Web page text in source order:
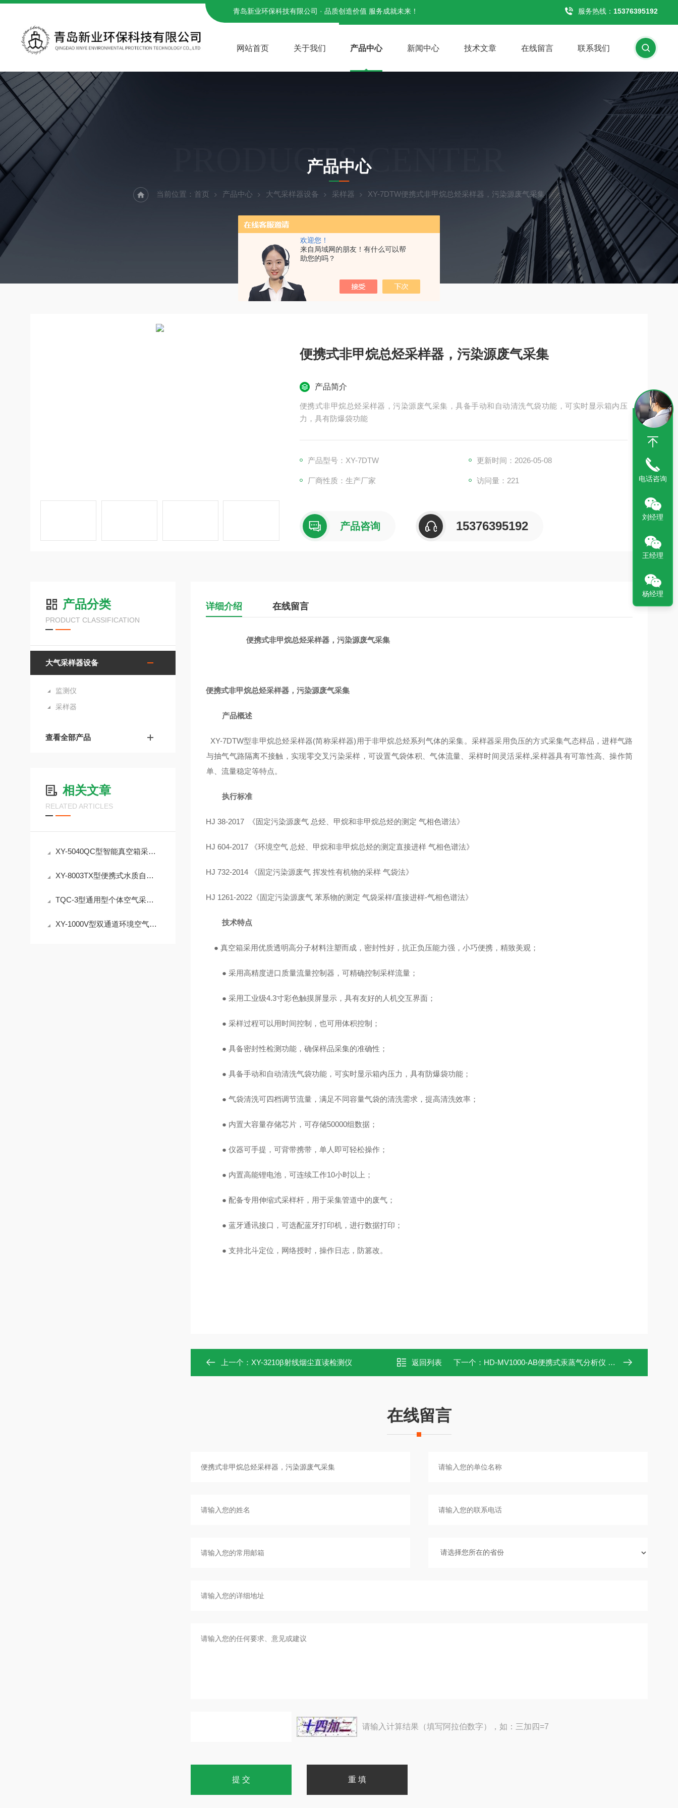
欢迎您！
来自局域网的朋友！有什么可以帮
助您的吗？
青岛新业环保科技有限公司 · 品质创造价值 服务成就未来！ 服务热线： 15376395192
网站首页 关于我们 产品中心 新闻中心 技术文章 在线留言 联系我们
PRODUCTS CENTER
产品中心
当前位置： 首页 产品中心 大气采样器设备 采样器 XY-7DTW便携式非甲烷总烃采样器，污染源废气采集
便携式非甲烷总烃采样器，污染源废气采集
产品简介
便携式非甲烷总烃采样器，污染源废气采集，具备手动和自动清洗气袋功能，可实时显示箱内压
力，具有防爆袋功能
产品型号：XY-7DTW 更新时间：2026-05-08
厂商性质：生产厂家 访问量：221
产品咨询 15376395192
产品分类
PRODUCT CLASSIFICATION
大气采样器设备
监测仪
采样器
查看全部产品
相关文章
RELATED ARTICLES
XY-5040QC型智能真空箱采样器气袋法采样器授时定位 防篡改
XY-8003TX型便携式水质自动采样器 恒温冷藏冷冻采样器 介绍
TQC-3型通用型个体空气采样仪：职业卫生粉尘采样专用设备
XY-1000V型双通道环境空气与污染源挥发性有机物便携采样设备综合说明
详细介绍 在线留言
便携式非甲烷总烃采样器，污染源废气采集
便携式非甲烷总烃采样器，污染源废气采集
产品概述
XY-7DTW型非甲烷总烃采样器(简称采样器)用于非甲烷总烃系列气体的采集。采样器采用负压的方式采集气态样品，进样气路
与抽气气路隔离不接触，实现零交叉污染采样，可设置气袋体积、气体流量、采样时间灵活采样,采样器具有可靠性高、操作简
单、流量稳定等特点。
执行标准
HJ 38-2017 《固定污染源废气 总烃、甲烷和非甲烷总烃的测定 气相色谱法》
HJ 604-2017 《环境空气 总烃、甲烷和非甲烷总烃的测定直接进样 气相色谱法》
HJ 732-2014 《固定污染源废气 挥发性有机物的采样 气袋法》
HJ 1261-2022《固定污染源废气 苯系物的测定 气袋采样/直接进样-气相色谱法》
技术特点
● 真空箱采用优质透明高分子材料注塑而成，密封性好，抗正负压能力强，小巧便携，精致美观 ；
● 采用高精度进口质量流量控制器，可精确控制采样流量；
● 采用工业级4.3寸彩色触摸屏显示，具有友好的人机交互界面；
● 采样过程可以用时间控制，也可用体积控制 ；
● 具备密封性检测功能，确保样品采集的准确性 ；
● 具备手动和自动清洗气袋功能，可实时显示箱内压力，具有防爆袋功能；
● 气袋清洗可四档调节流量，满足不同容量气袋的清洗需求，提高清洗效率；
● 内置大容量存储芯片，可存储50000组数据；
● 仪器可手提，可背带携带，单人即可轻松操作；
● 内置高能锂电池，可连续工作10小时以上 ；
● 配备专用伸缩式采样杆，用于采集管道中的废气；
● 蓝牙通讯接口，可选配蓝牙打印机，进行数据打印 ；
● 支持北斗定位，网络授时，操作日志，防篡改。
上一个： XY-3210β射线烟尘直读检测仪 返回列表 下一个： HD-MV1000-AB便携式汞蒸气分析仪 汞排除测试
在线留言
请输入计算结果（填写阿拉伯数字），如：三加四=7
电话咨询
刘经理
王经理
杨经理